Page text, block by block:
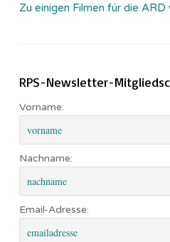
Zu einigen Filmen für die ARD
RPS-Newsletter-
Vorname:
Nachname:
Email-Adresse: